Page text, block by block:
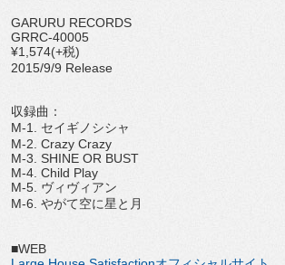
GARURU RECORDS
GRRC-40005
¥1,574(+税)
2015/9/9 Release
収録曲：
M-1. セイギノシシャ
M-2. Crazy Crazy
M-3. SHINE OR BUST
M-4. Child Play
M-5. ヴィヴィアン
M-6. やがて空に星と月
■WEB